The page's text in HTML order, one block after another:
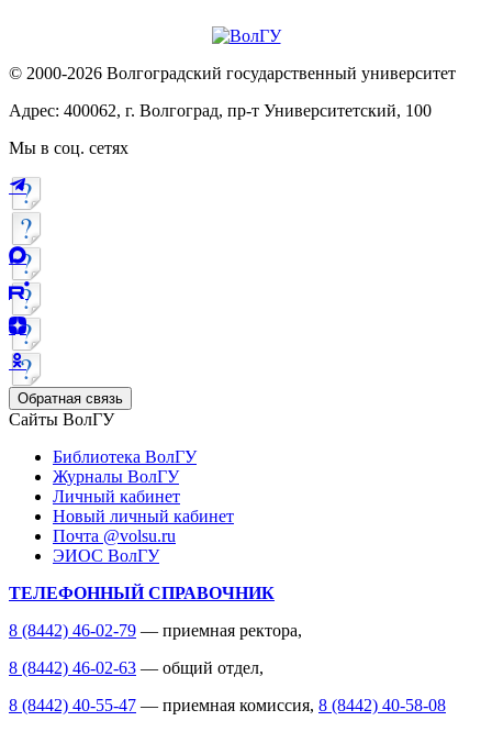
© 2000-2026 Волгоградский государственный университет
Адрес: 400062, г. Волгоград, пр-т Университетский, 100
Мы в соц. сетях
Обратная связь
Сайты ВолГУ
Библиотека ВолГУ
Журналы ВолГУ
Личный кабинет
Новый личный кабинет
Почта @volsu.ru
ЭИОС ВолГУ
ТЕЛЕФОННЫЙ СПРАВОЧНИК
8 (8442) 46-02-79 — приемная ректора,
8 (8442) 46-02-63 — общий отдел,
8 (8442) 40-55-47 — приемная комиссия, 8 (8442) 40-58-08